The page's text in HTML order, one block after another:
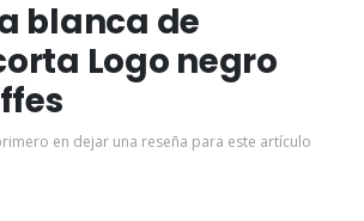
blanca de
Logo negro
en dejar una reseña para este artículo